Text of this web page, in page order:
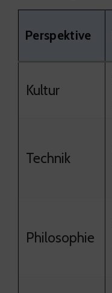
Perspektive
Kultur
Technik
Philosophie